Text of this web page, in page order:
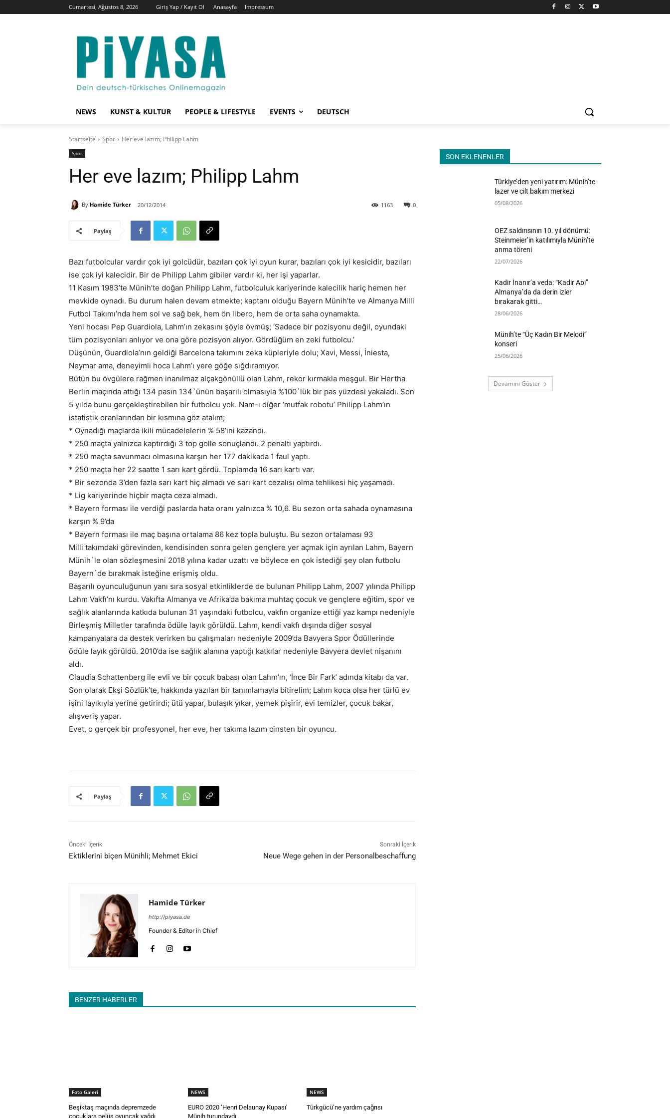
Cumartesi, Ağustos 8, 2026 Giriş Yap / Kayıt Ol Anasayfa Impressum
NEWS KUNST & KULTUR PEOPLE & LIFESTYLE EVENTS DEUTSCH
Startseite Spor Her eve lazım; Philipp Lahm
Spor
Her eve lazım; Philipp Lahm
By Hamide Türker 20/12/2014 0
1163
Paylaş
Bazı futbolcular vardır çok iyi golcüdür, bazıları çok iyi oyun kurar, bazıları çok iyi kesicidir, bazıları
ise çok iyi kalecidir. Bir de Philipp Lahm gibiler vardır ki, her işi yaparlar.
11 Kasım 1983’te Münih’te doğan Philipp Lahm, futbolculuk kariyerinde kalecilik hariç hemen her
mevkide oynadı. Bu durum halen devam etmekte; kaptanı olduğu Bayern Münih’te ve Almanya Milli
Futbol Takımı’nda hem sol ve sağ bek, hem ön libero, hem de orta saha oynamakta.
Yeni hocası Pep Guardiola, Lahm’ın zekasını şöyle övmüş; ‘Sadece bir pozisyonu değil, oyundaki
tüm pozisyonları anlıyor ve ona göre pozisyon alıyor. Gördüğüm en zeki futbolcu.’
Düşünün, Guardiola’nın geldiği Barcelona takımını zeka küpleriyle dolu; Xavi, Messi, İniesta,
Neymar ama, deneyimli hoca Lahm’ı yere göğe sığdıramıyor.
Bütün bu övgülere rağmen inanılmaz alçakgönüllü olan Lahm, rekor kırmakla meşgul. Bir Hertha
Berlin maçında attığı 134 pasın 134`ünün başarılı olmasıyla %100`lük bir pas yüzdesi yakaladı. Son
5 yılda bunu gerçekleştirebilen bir futbolcu yok. Nam-ı diğer ‘mutfak robotu’ Philipp Lahm’ın
istatistik oranlarından bir kısmına göz atalım;
* Oynadığı maçlarda ikili mücadelelerin % 58’ini kazandı.
* 250 maçta yalnızca kaptırdığı 3 top golle sonuçlandı. 2 penaltı yaptırdı.
* 250 maçta savunmacı olmasına karşın her 177 dakikada 1 faul yaptı.
* 250 maçta her 22 saatte 1 sarı kart gördü. Toplamda 16 sarı kartı var.
* Bir sezonda 3’den fazla sarı kart hiç almadı ve sarı kart cezalısı olma tehlikesi hiç yaşamadı.
* Lig kariyerinde hiçbir maçta ceza almadı.
* Bayern forması ile verdiği paslarda hata oranı yalnızca % 10,6. Bu sezon orta sahada oynamasına
karşın % 9’da
* Bayern forması ile maç başına ortalama 86 kez topla buluştu. Bu sezon ortalaması 93
Milli takımdaki görevinden, kendisinden sonra gelen gençlere yer açmak için ayrılan Lahm, Bayern
Münih`le olan sözleşmesini 2018 yılına kadar uzattı ve böylece en çok istediği şey olan futbolu
Bayern`de bırakmak isteğine erişmiş oldu.
Başarılı oyunculuğunun yanı sıra sosyal etkinliklerde de bulunan Philipp Lahm, 2007 yılında Philipp
Lahm Vakfı’nı kurdu. Vakıfta Almanya ve Afrika’da bakıma muhtaç çocuk ve gençlere eğitim, spor ve
sağlık alanlarında katkıda bulunan 31 yaşındaki futbolcu, vakfın organize ettiği yaz kampı nedeniyle
Birleşmiş Milletler tarafında ödüle layık görüldü. Lahm, kendi vakfı dışında diğer sosyal
kampanyalara da destek verirken bu çalışmaları nedeniyle 2009’da Bavyera Spor Ödüllerinde
ödüle layık görüldü. 2010’da ise sağlık alanına yaptığı katkılar nedeniyle Bavyera devlet nişanını
aldı.
Claudia Schattenberg ile evli ve bir çocuk babası olan Lahm’ın, ‘İnce Bir Fark’ adında kitabı da var.
Son olarak Ekşi Sözlük’te, hakkında yazılan bir tanımlamayla bitirelim; Lahm koca olsa her türlü ev
işini layıkıyla yerine getirirdi; ütü yapar, bulaşık yıkar, yemek pişirir, evi temizler, çocuk bakar,
alışveriş yapar.
Evet, o gerçek bir profesyonel, her eve, her takıma lazım cinsten bir oyuncu.
Paylaş
Önceki İçerik
Ektiklerini biçen Münihli; Mehmet Ekici
Sonraki İçerik
Neue Wege gehen in der Personalbeschaffung
Hamide Türker
http://piyasa.de
Founder & Editor in Chief
BENZER HABERLER
Foto Galeri
Beşiktaş maçında depremzede
çocuklara pelüş oyuncak yağdı
NEWS
EURO 2020 ‘Henri Delaunay Kupası’
Münih turundaydı
NEWS
Türkgücü’ne yardım çağrısı
SON EKLENENLER
Türkiye’den yeni yatırım: Münih’te
lazer ve cilt bakım merkezi
05/08/2026
OEZ saldırısının 10. yıl dönümü:
Steinmeier’in katılımıyla Münih’te
anma töreni
22/07/2026
Kadir İnanır’a veda: “Kadir Abi”
Almanya’da da derin izler
bırakarak gitti…
28/06/2026
Münih’te “Üç Kadın Bir Melodi”
konseri
25/06/2026
Devamını Göster